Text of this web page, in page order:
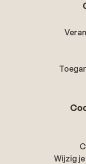
Wijzig